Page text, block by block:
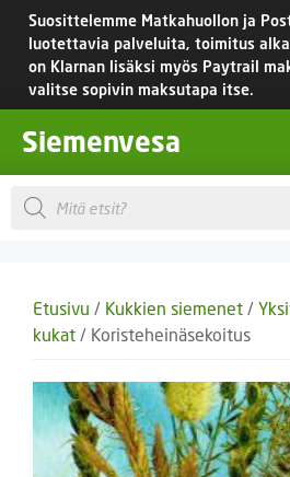
Siirry
sisältöön
Suosittelemme Matkahuollon ja
luotettavia palveluita, toimitus
on Klarnan lisäksi myös Paytrail
valitse sopivin maksutapa itse.
Siemenvesa
Products
search
Etusivu / Kukkien siemenet /
kukat / Koristeheinäsekoitus